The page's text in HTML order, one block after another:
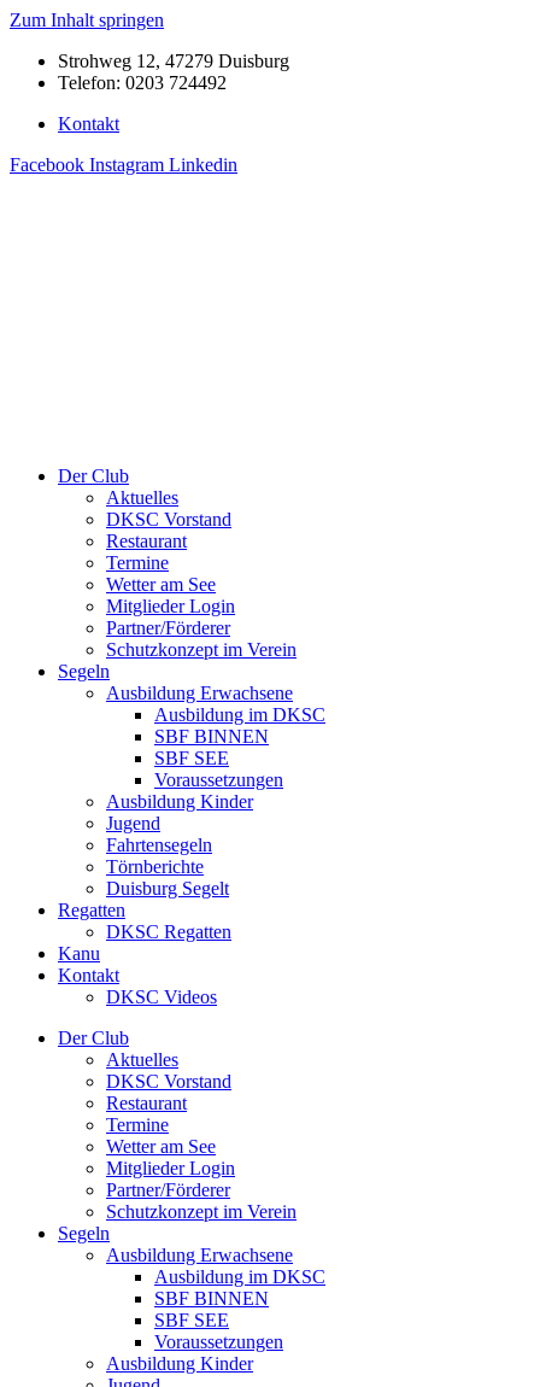
Zum Inhalt springen
Strohweg 12, 47279 Duisburg
Telefon: 0203 724492
Kontakt
Facebook Instagram Linkedin
Der Club
Aktuelles
DKSC Vorstand
Restaurant
Termine
Wetter am See
Mitglieder Login
Partner/Förderer
Schutzkonzept im Verein
Segeln
Ausbildung Erwachsene
Ausbildung im DKSC
SBF BINNEN
SBF SEE
Voraussetzungen
Ausbildung Kinder
Jugend
Fahrtensegeln
Törnberichte
Duisburg Segelt
Regatten
DKSC Regatten
Kanu
Kontakt
DKSC Videos
Der Club
Aktuelles
DKSC Vorstand
Restaurant
Termine
Wetter am See
Mitglieder Login
Partner/Förderer
Schutzkonzept im Verein
Segeln
Ausbildung Erwachsene
Ausbildung im DKSC
SBF BINNEN
SBF SEE
Voraussetzungen
Ausbildung Kinder